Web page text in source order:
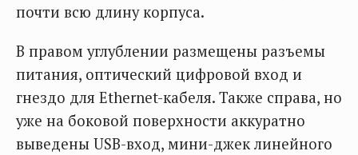
почти всю длину корпуса.
В правом углублении размещены разъемы
питания, оптический цифровой вход и
гнездо для Ethernet-кабеля. Также справа, но
уже на боковой поверхности аккуратно
выведены USB-вход, мини-джек линейного